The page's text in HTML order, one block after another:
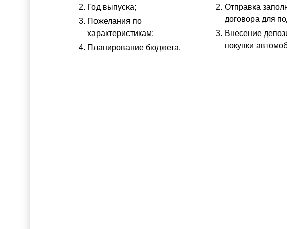
Год выпуска;
Пожелания по
характеристикам;
Планирование бюджета.
Отправка
договора для
Внесение
покупки